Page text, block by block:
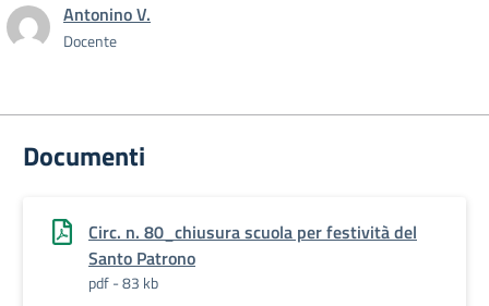
Antonino V.
Docente
Documenti
Circ. n. 80_chiusura scuola per festività del
Santo Patrono
pdf - 83 kb